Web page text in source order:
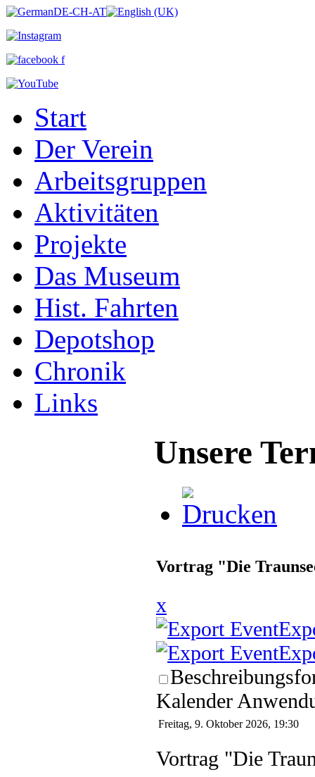
Start
Der Verein
Arbeitsgruppen
Aktivitäten
Projekte
Das Museum
Hist. Fahrten
Depotshop
Chronik
Links
Unsere
Vortrag "Die
x
Kalender
Freitag, 9. Oktober 2026, 19:30
Vortrag "Die